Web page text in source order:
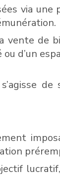
via
de
d’un